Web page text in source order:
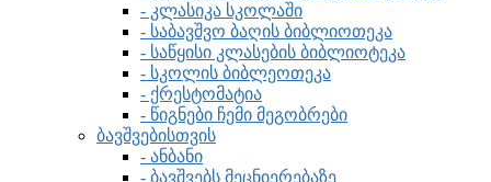
- კლასიკა სკოლაში
- საბავშვო ბაღის ბიბლიოთეკა
- საწყისი კლასების ბიბლიოტეკა
- სკოლის ბიბლეოთეკა
- ქრესტომატია
- წიგნები ჩემი მეგობრები
ბავშვებისთვის
- ანბანი
- ბავშვებს მეცნიერებაზე